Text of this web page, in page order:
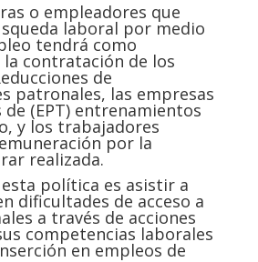
o empleadores que
laboral por medio
tendrá como
contratación de los
de
patronales, las empresas
(EPT) entrenamientos
y los trabajadores
por la
realizada.
política es asistir a
dificultades de acceso a
a través de acciones
competencias laborales
en empleos de